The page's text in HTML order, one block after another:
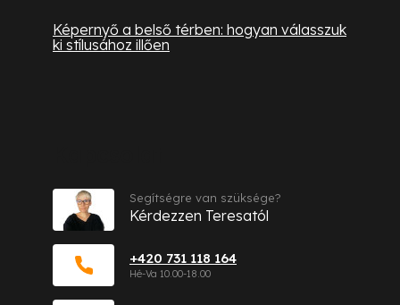
Képernyő a belső térben: hogyan válasszuk
ki stílusához illően
+420 731 118 164
Segítségre van szüksége?
Kérdezzen Teresatól